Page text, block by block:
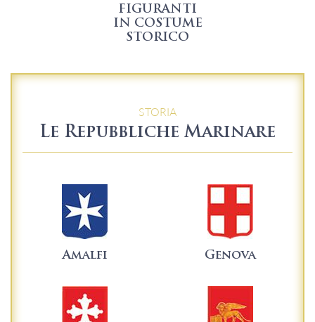
FIGURANTI
IN COSTUME
STORICO
STORIA
Le Repubbliche Marinare
Amalfi Genova